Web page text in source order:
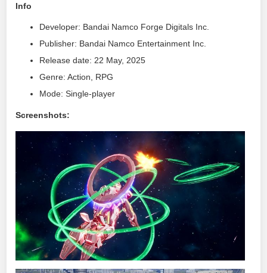
Info
Developer: Bandai Namco Forge Digitals Inc.
Publisher: Bandai Namco Entertainment Inc.
Release date: 22 May, 2025
Genre: Action, RPG
Mode: Single-player
Screenshots: